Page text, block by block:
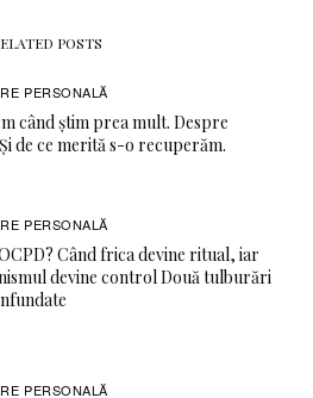
POSTS
PERSONALĂ
când știm prea mult. Despre
de ce merită s-o recuperăm.
PERSONALĂ
Când frica devine ritual, iar
devine control Două tulburări
PERSONALĂ